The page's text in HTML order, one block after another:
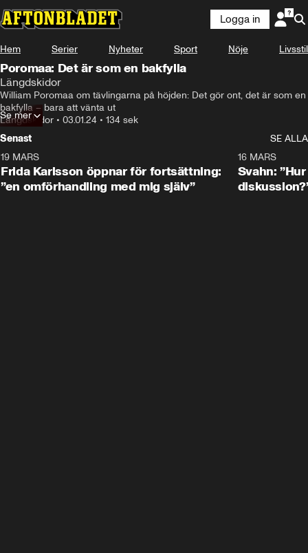
Logga in
Hem Serier Nyheter Sport Nöje Livsstil
Poromaa: Det är som en bakfylla
Längdskidor
William Poromaa om tävlingarna på höjden: Det gör ont, det är som en
bakfylla – bara att vänta ut
Längdskidor • 03.01.24 • 134 sek
Se mer
Senast
SE ALLA
19 MARS
Frida Karlsson öppnar för fortsättning:
”en omförhandling med mig själv”
16 MARS
Svahn: